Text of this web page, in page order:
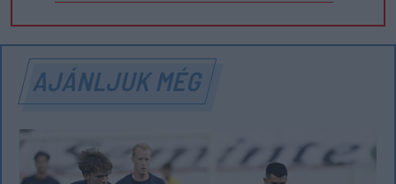
AJÁNLJUK MÉG